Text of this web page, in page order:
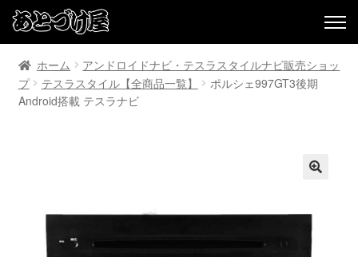
ホーム
アンドロイドナビ・テスラスタイルナビ販売ショッ
プ
テスラスタイル【全商品一覧】
ポルシェ997GT3後期
Android搭載 テスラナビ